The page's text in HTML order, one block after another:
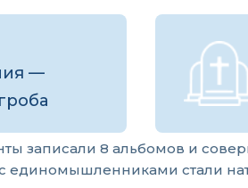
—
записали 8 альбомов и
стали